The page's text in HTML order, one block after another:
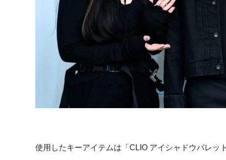
使用したキーアイテムは「 CLIO アイシャドウパレット